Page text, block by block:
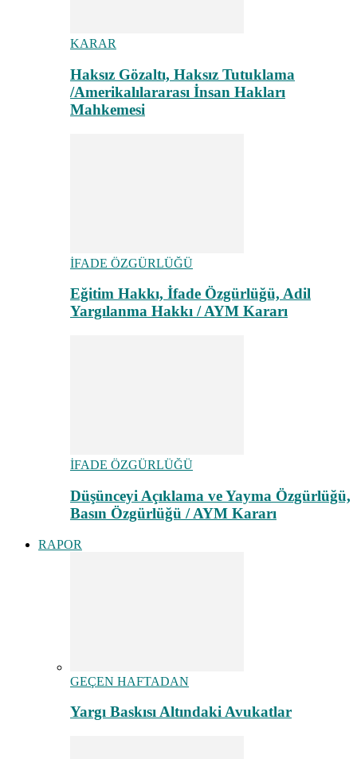
KARAR
Haksız Gözaltı, Haksız Tutuklama
/Amerikalılararası İnsan Hakları
Mahkemesi
İFADE ÖZGÜRLÜĞÜ
Eğitim Hakkı, İfade Özgürlüğü, Adil
Yargılanma Hakkı / AYM Kararı
İFADE ÖZGÜRLÜĞÜ
Düşünceyi Açıklama ve Yayma Özgürlüğü,
Basın Özgürlüğü / AYM Kararı
RAPOR
GEÇEN HAFTADAN
Yargı Baskısı Altındaki Avukatlar